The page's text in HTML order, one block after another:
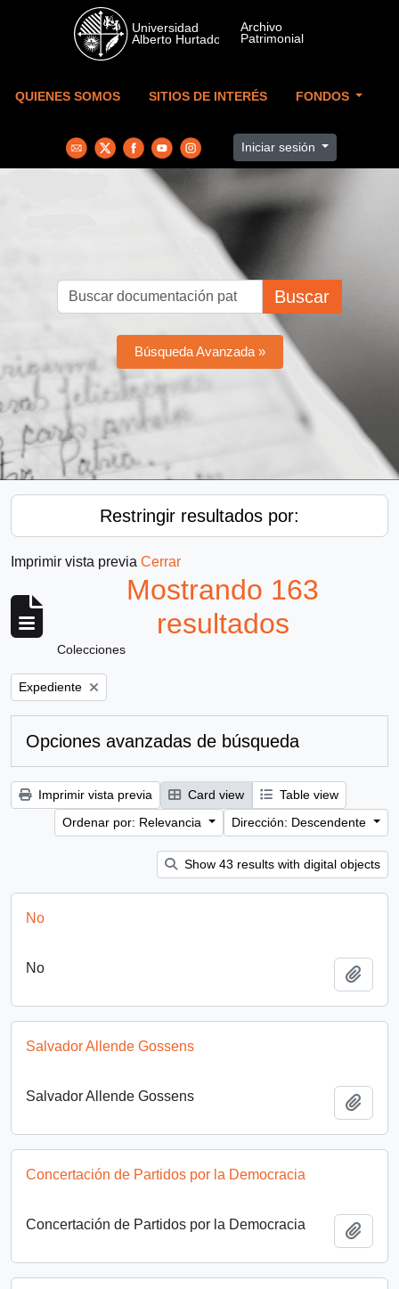
Skip to main content
QUIENES SOMOS SITIOS DE INTERÉS FONDOS
Iniciar sesión
Buscar
Búsqueda Avanzada »
Restringir resultados por:
Imprimir vista previa Cerrar
Mostrando 163
resultados
Colecciones
Remove filter:
Expediente
Opciones avanzadas de búsqueda
Imprimir vista previa Card view
Table view
Ordenar por: Relevancia
Dirección: Descendente
Show 43 results with digital objects
No
No
Salvador Allende Gossens
Salvador Allende Gossens
Concertación de Partidos por la Democracia
Concertación de Partidos por la Democracia